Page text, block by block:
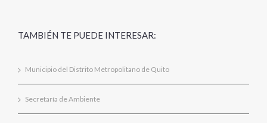
TAMBIÉN TE PUEDE INTERESAR:
Municipio del Distrito Metropolitano de Quito
Secretaría de Ambiente